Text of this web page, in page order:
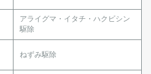
アライグマ・イタチ・ハクビシン
駆除
ねずみ駆除